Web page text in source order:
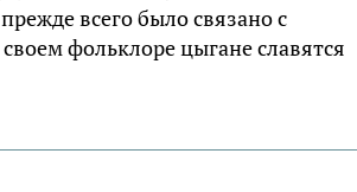
всего было связано с
фольклоре цыгане славятся